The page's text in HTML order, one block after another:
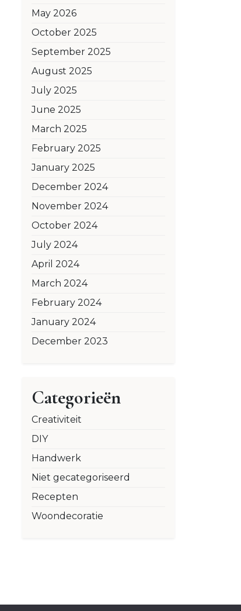
May 2026
October 2025
September 2025
August 2025
July 2025
June 2025
March 2025
February 2025
January 2025
December 2024
November 2024
October 2024
July 2024
April 2024
March 2024
February 2024
January 2024
December 2023
Categorieën
Creativiteit
DIY
Handwerk
Niet gecategoriseerd
Recepten
Woondecoratie